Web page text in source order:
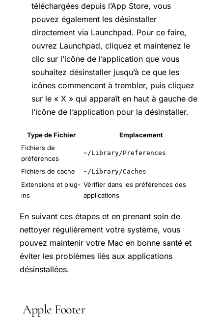
téléchargées depuis l’App Store, vous
pouvez également les désinstaller
directement via Launchpad. Pour ce faire,
ouvrez Launchpad, cliquez et maintenez le
clic sur l’icône de l’application que vous
souhaitez désinstaller jusqu’à ce que les
icônes commencent à trembler, puis cliquez
sur le « X » qui apparaît en haut à gauche de
l’icône de l’application pour la désinstaller.
Type de Fichier
Emplacement
Fichiers de
préférences
~/Library/Preferences
Fichiers de cache ~/Library/Caches
Extensions et plug-
ins
Vérifier dans les préférences des
applications
En suivant ces étapes et en prenant soin de
nettoyer régulièrement votre système, vous
pouvez maintenir votre Mac en bonne santé et
éviter les problèmes liés aux applications
désinstallées.
Apple Footer